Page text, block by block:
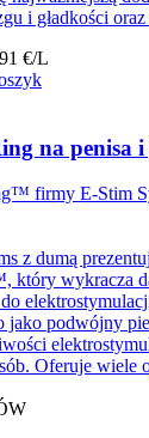
i gładkości oraz
€/L
na penisa
z dumą
który wykracza
podwójny
Oferuje wiele